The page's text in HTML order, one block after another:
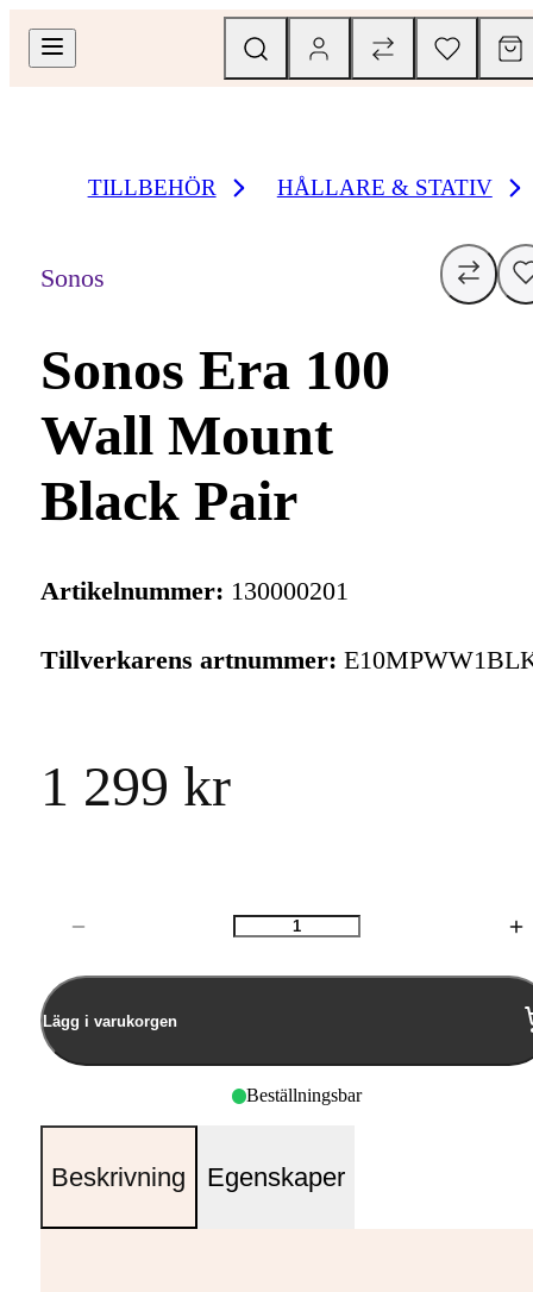
TILLBEHÖR HÅLLARE & STATIV
Sonos
Sonos Era 100
Wall Mount
Black Pair
Artikelnummer: 130000201
Tillverkarens artnummer:
1 299 kr
Antal
Lägg i varukorgen
Beställningsbar
Beskrivning Egenskaper